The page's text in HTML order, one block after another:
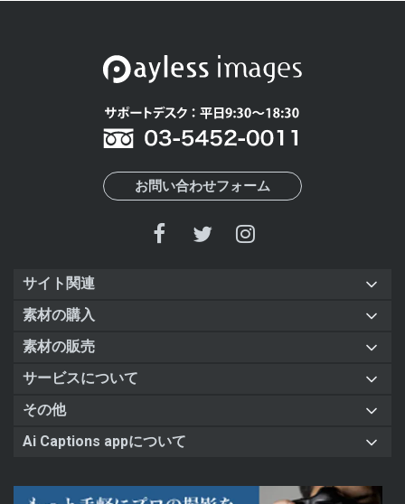
お問い合わせフォーム
サイト関連
素材の購入
素材の販売
サービスについて
その他
Ai Captions appについて